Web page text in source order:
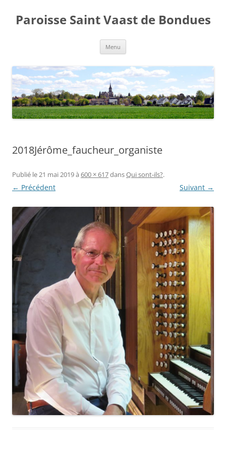
contenu
Paroisse Saint Vaast de Bondues
Menu
2018Jérôme_faucheur_organiste
Publié le21 mai 2019à 600 × 617dansQui sont-ils?.
← Précédent Suivant →